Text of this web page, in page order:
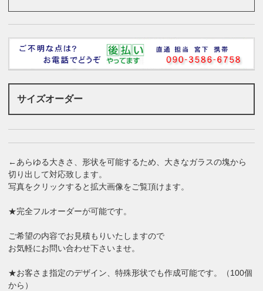
サイズオーダー
←あらゆる大きさ、形状を可能するため、大きなガラスの塊から
切り出して対応致します。
写真をクリックすると拡大画像をご覧頂けます。
★完全フルオーダーが可能です。
ご希望の内容でお見積もりいたしますので
お気軽にお問い合わせ下さいませ。
★お客さま指定のデザイン、特殊形状でも作成可能です。（100個
から）